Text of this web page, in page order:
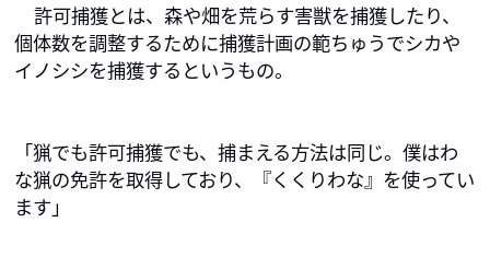
許可捕獲とは、森や畑を荒らす害獣を捕獲したり、
個体数を調整するために捕獲計画の範ちゅうでシカや
イノシシを捕獲するというもの。
「猟でも許可捕獲でも、捕まえる方法は同じ。僕はわ
な猟の免許を取得しており、『くくりわな』を使ってい
ます」